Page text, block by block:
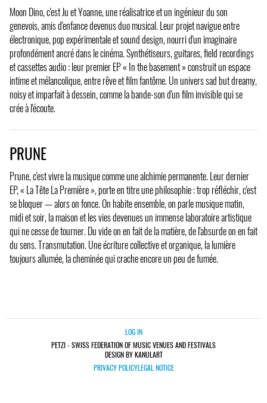
Moon Dino, c'est Ju et Yoanne, une réalisatrice et un ingénieur du son
genevois, amis d'enfance devenus duo musical. Leur projet navigue entre
électronique, pop expérimentale et sound design, nourri d'un imaginaire
profondément ancré dans le cinéma. Synthétiseurs, guitares, field recordings
et cassettes audio : leur premier EP « In the basement » construit un espace
intime et mélancolique, entre rêve et film fantôme. Un univers sad but dreamy,
noisy et imparfait à dessein, comme la bande-son d'un film invisible qui se
crée à l'écoute.
PRUNE
Prune, c'est vivre la musique comme une alchimie permanente. Leur dernier
EP, « La Tête La Première », porte en titre une philosophie : trop réfléchir, c'est
se bloquer — alors on fonce. On habite ensemble, on parle musique matin,
midi et soir, la maison et les vies devenues un immense laboratoire artistique
qui ne cesse de tourner. Du vide on en fait de la matière, de l'absurde on en fait
du sens. Transmutation. Une écriture collective et organique, la lumière
toujours allumée, la cheminée qui crache encore un peu de fumée.
LOG IN
PETZI - SWISS FEDERATION OF MUSIC VENUES AND FESTIVALS
DESIGN BY KANULART
PRIVACY POLICYLEGAL NOTICE